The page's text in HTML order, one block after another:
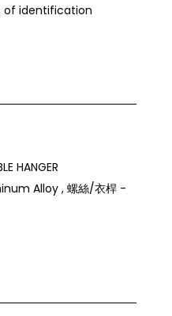
of identification
HANGER
Alloy , 螺絲/衣桿 -